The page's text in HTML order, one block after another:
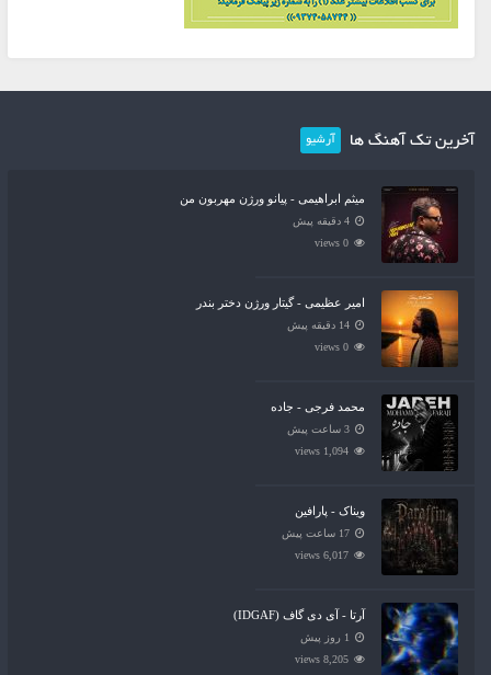
آخرین تک آهنگ ها آرشیو
میثم ابراهیمی - پیانو ورژن مهربون من
4 دقیقه پیش
0 views
امیر عظیمی - گیتار ورژن دختر بندر
14 دقیقه پیش
0 views
محمد فرجی - جاده
3 ساعت پیش
1,094 views
ویناک - پارافین
17 ساعت پیش
6,017 views
آرتا - آی دی گاف (IDGAF)
1 روز پیش
8,205 views